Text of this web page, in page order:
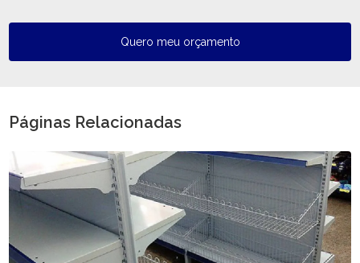
Quero meu orçamento
Páginas Relacionadas